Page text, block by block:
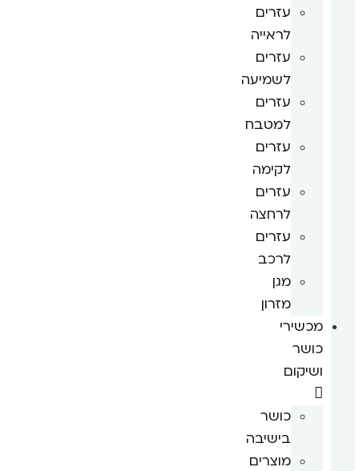
עזרים
לראייה
עזרים
לשמיעה
עזרים
למטבח
עזרים
לקימה
עזרים
לרחצה
עזרים
לרכב
מגן
מזרון
מכשירי
כושר
ושיקום
כושר
בישיבה
מוצרים